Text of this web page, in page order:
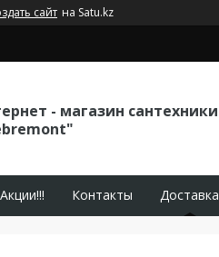
сайт на Satu.kz
- магазин сантехники
Акции!!! Контакты Доставка